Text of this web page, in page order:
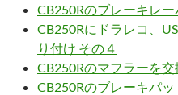
CB250Rのブレーキレ
CB250Rにドラレコ、
り付け その４
CB250Rのマフラーを交
CB250Rのブレーキパ